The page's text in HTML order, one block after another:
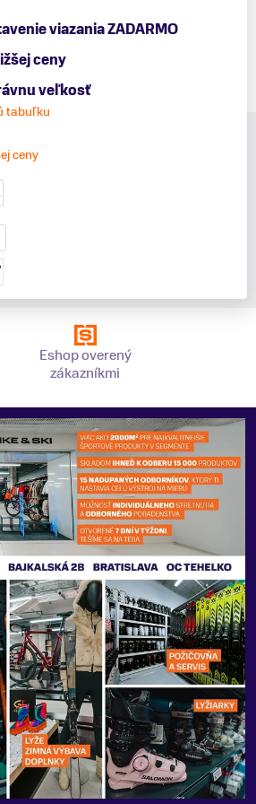
viazania ZADARMO
ceny
veľkosť
tabuľku
ceny
Eshop overený
zákazníkmi